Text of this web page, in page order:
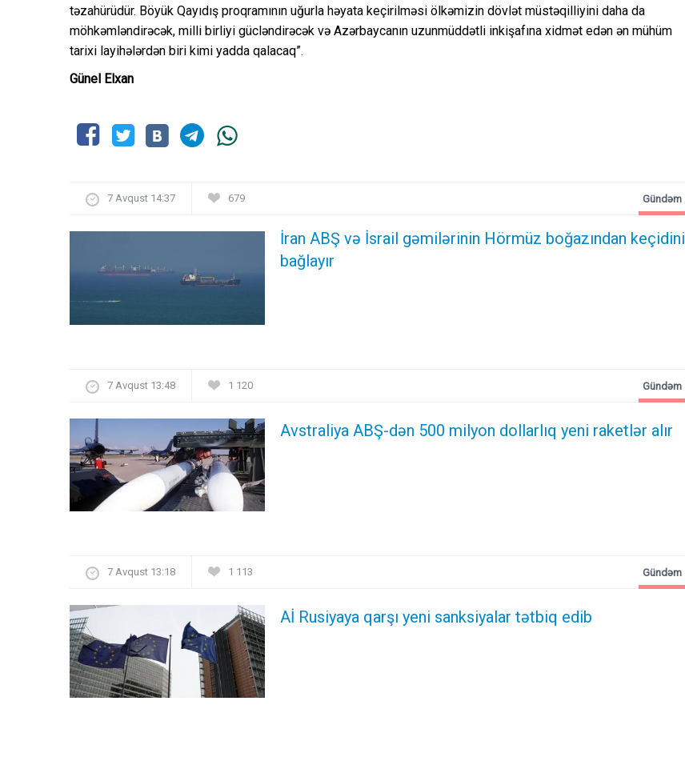
təzahürüdür. Böyük Qayıdış proqramının uğurla həyata keçirilməsi ölkəmizin dövlət müstəqilliyini daha da
möhkəmləndirəcək, milli birliyi gücləndirəcək və Azərbaycanın uzunmüddətli inkişafına xidmət edən ən mühüm
tarixi layihələrdən biri kimi yadda qalacaq”.
Günel Elxan
7 Avqust 14:37 679
İran ABŞ və İsrail gəmilərinin Hörmüz boğazından keçidini
bağlayır
Gündəm
7 Avqust 13:48 1 120
Avstraliya ABŞ-dən 500 milyon dollarlıq yeni raketlər alır
Gündəm
7 Avqust 13:18 1 113
Aİ Rusiyaya qarşı yeni sanksiyalar tətbiq edib
Gündəm